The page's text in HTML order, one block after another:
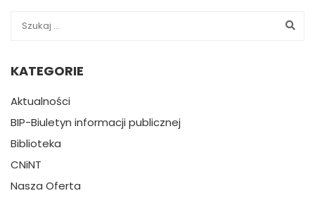
KATEGORIE
Aktualności
BIP-Biuletyn informacji publicznej
Biblioteka
CNiNT
Nasza Oferta